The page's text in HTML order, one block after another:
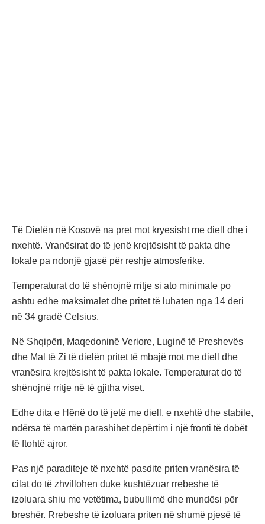
Të Dielën në Kosovë na pret mot kryesisht me diell dhe i
nxehtë. Vranësirat do të jenë krejtësisht të pakta dhe
lokale pa ndonjë gjasë për reshje atmosferike.
Temperaturat do të shënojnë rritje si ato minimale po
ashtu edhe maksimalet dhe pritet të luhaten nga 14 deri
në 34 gradë Celsius.
Në Shqipëri, Maqedoninë Veriore, Luginë të Preshevës
dhe Mal të Zi të dielën pritet të mbajë mot me diell dhe
vranësira krejtësisht të pakta lokale. Temperaturat do të
shënojnë rritje në të gjitha viset.
Edhe dita e Hënë do të jetë me diell, e nxehtë dhe stabile,
ndërsa të martën parashihet depërtim i një fronti të dobët
të ftohtë ajror.
Pas një paraditeje të nxehtë pasdite priten vranësira të
cilat do të zhvillohen duke kushtëzuar rrebeshe të
izoluara shiu me vetëtima, bubullimë dhe mundësi për
breshër. Rrebeshe të izoluara priten në shumë pjesë të